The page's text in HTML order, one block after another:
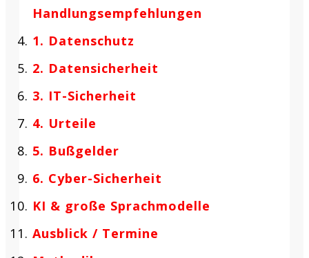
Handlungsempfehlungen
1. Datenschutz
2. Datensicherheit
3. IT-Sicherheit
4. Urteile
5. Bußgelder
6. Cyber-Sicherheit
KI & große Sprachmodelle
Ausblick / Termine